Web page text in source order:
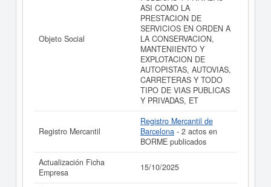
Objeto Social
ASI COMO LA
PRESTACION DE
SERVICIOS EN ORDEN A
LA CONSERVACION,
MANTENIIENTO Y
EXPLOTACION DE
AUTOPISTAS, AUTOVIAS,
CARRETERAS Y TODO
TIPO DE VIAS PUBLICAS
Y PRIVADAS, ET
Registro Mercantil
Registro Mercantil de
Barcelona - 2 actos en
BORME publicados
Actualización Ficha
Empresa
15/10/2025